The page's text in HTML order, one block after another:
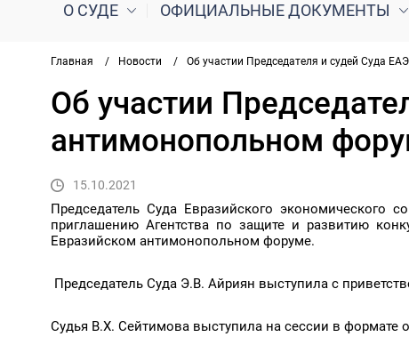
О СУДЕ ОФИЦИАЛЬНЫЕ ДОКУМЕНТЫ
Главная / Новости / Об участии Председателя и судей Суда
Об участии
антимонопольном
15.10.2021
Председатель Суда Евразийского
приглашению Агентства по защите и развитию
Евразийском антимонопольном форуме.
Председатель Суда Э.В. Айриян выступила с
Судья В.Х. Сейтимова выступила на сессии в формате